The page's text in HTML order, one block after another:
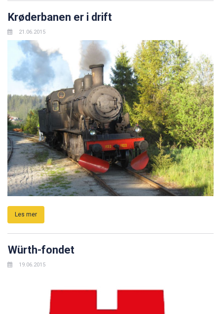
Krøderbanen er i drift
21.06.2015
Les mer
Würth-fondet
19.06.2015